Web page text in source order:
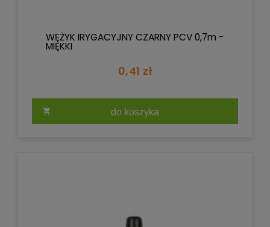
WĘŻYK IRYGACYJNY CZARNY PCV 0,7m -
MIĘKKI
0,41 zł
do koszyka